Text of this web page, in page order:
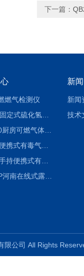
下一篇：
燃气检测仪
QB10N固定式硫化氢气体检测仪H2S气体泄漏探头
HD1100厨房可燃气体泄漏浓度探测器天然气检测仪
GC210便携式有毒气体浓度探测器氨气检测仪养殖场
GC210手持便携式有毒CL2气体探测器氯气检测仪
CE242P河南在线式露点仪
新
新闻
技术
有限公司 All Rights